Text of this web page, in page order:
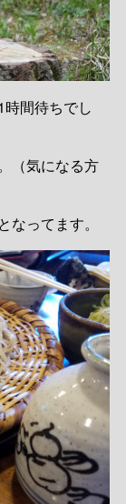
間待ちでし
（気になる方
ってます。